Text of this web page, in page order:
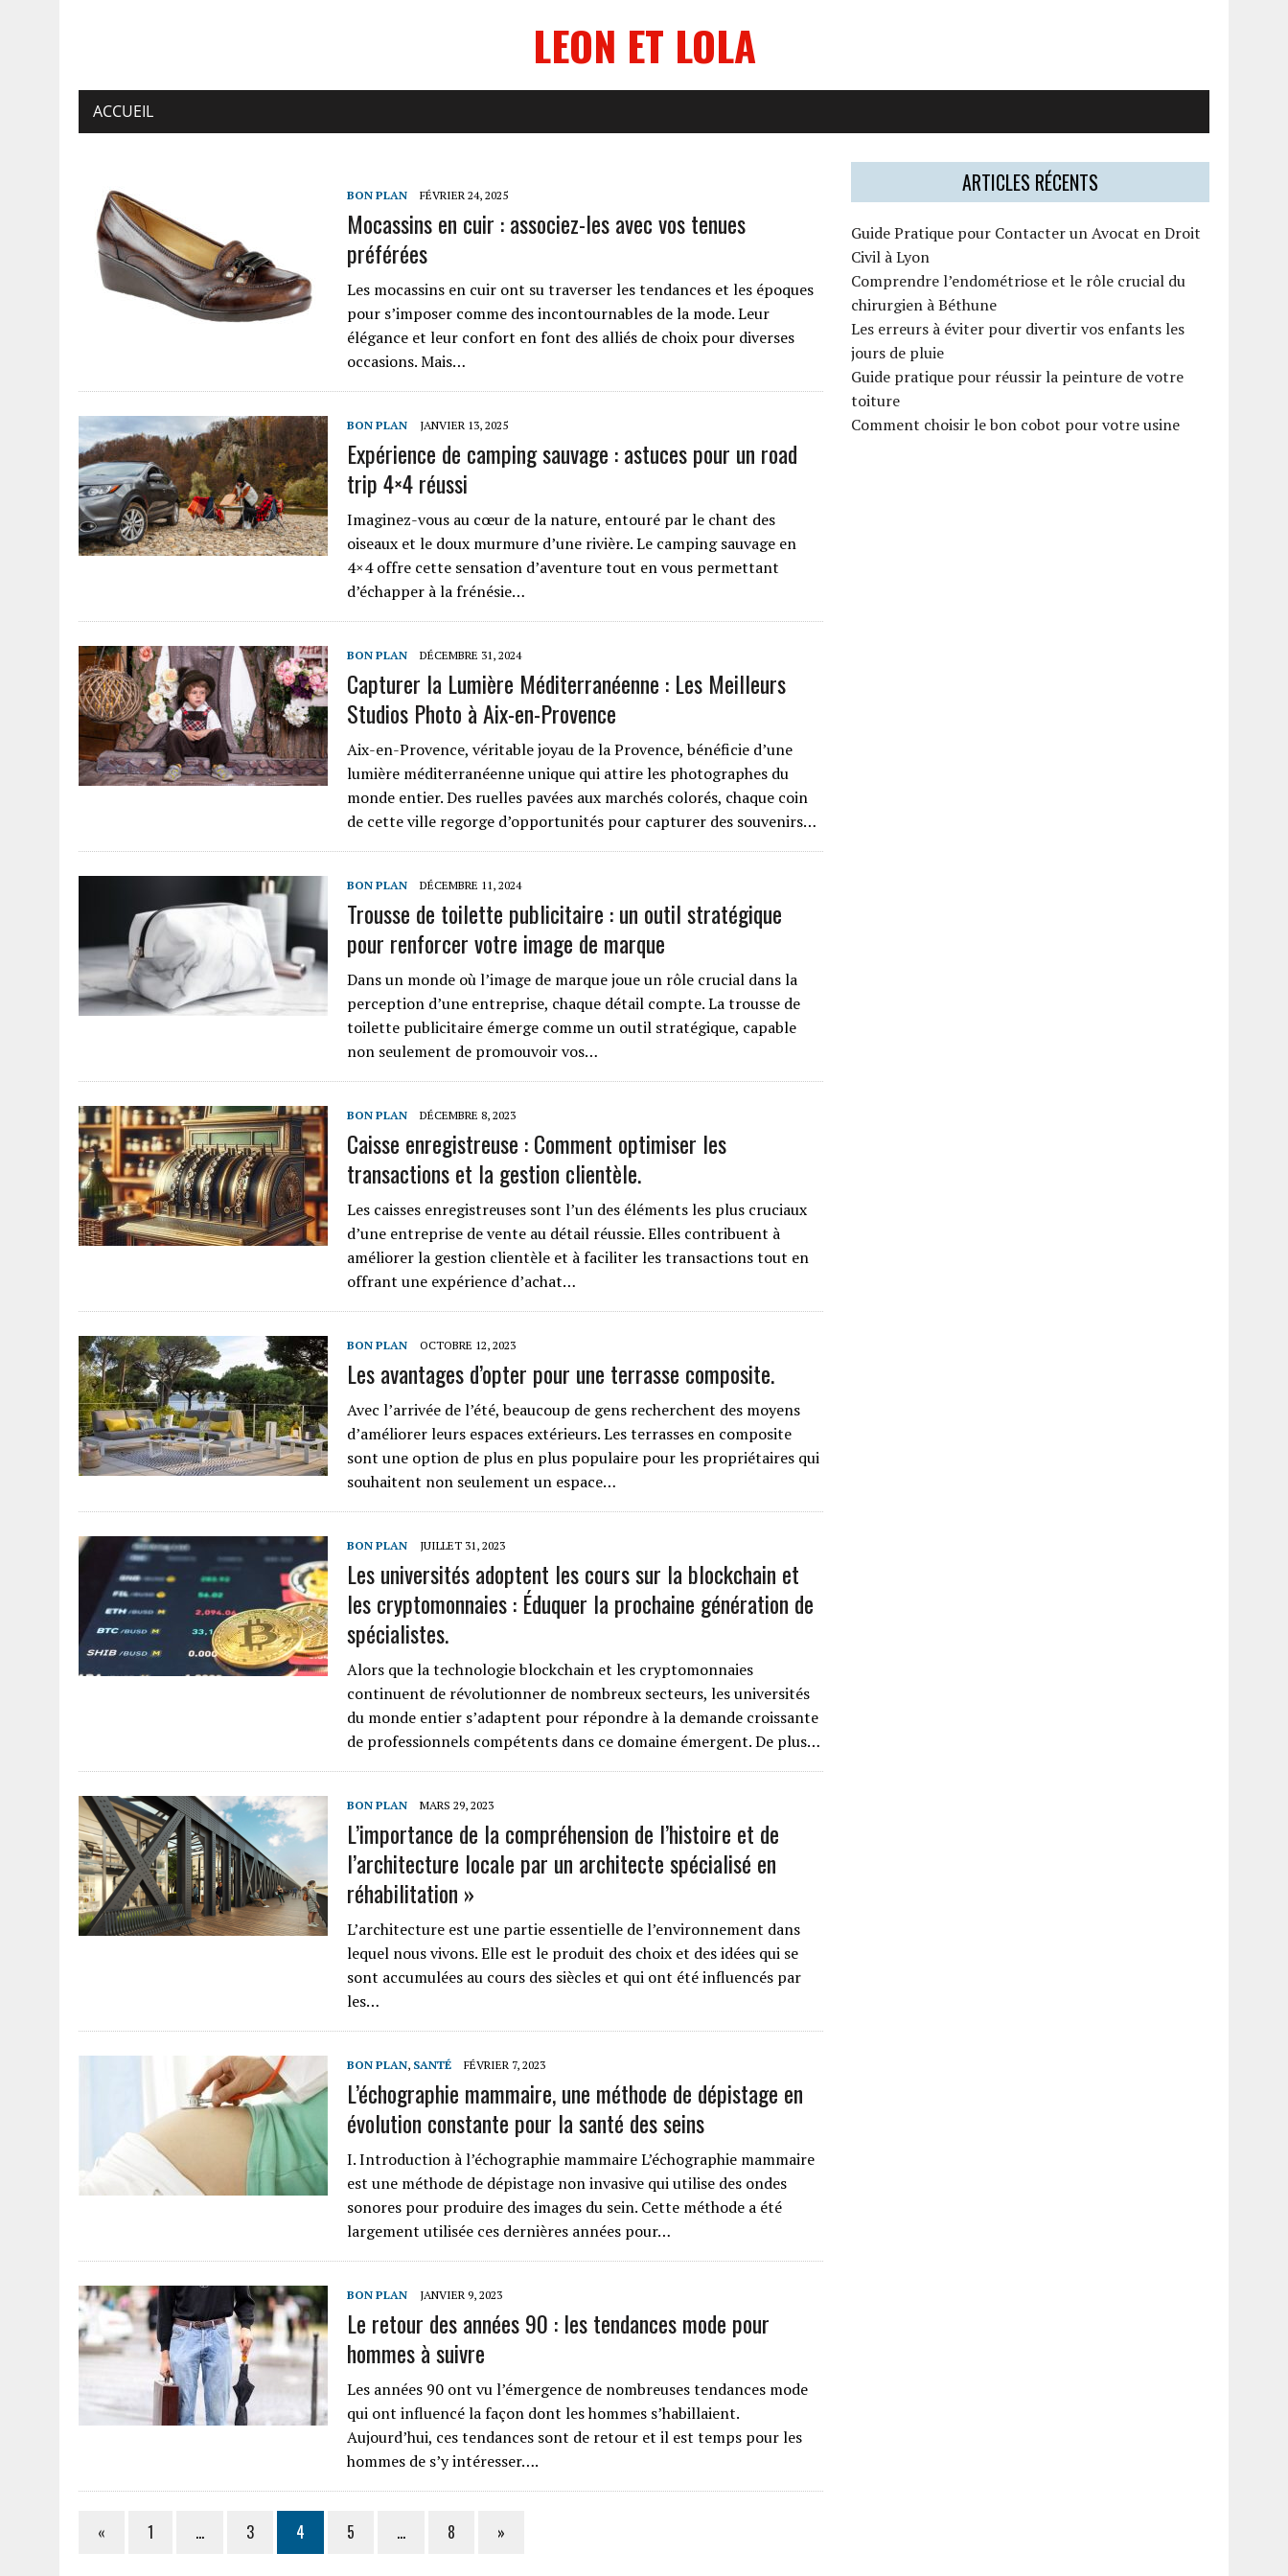
LEON ET LOLA
ACCUEIL
BON PLAN FÉVRIER 24, 2025
Mocassins en cuir : associez-les avec vos tenues
préférées
Les mocassins en cuir ont su traverser les tendances et les époques
pour s’imposer comme des incontournables de la mode. Leur
élégance et leur confort en font des alliés de choix pour diverses
occasions. Mais…
BON PLAN JANVIER 13, 2025
Expérience de camping sauvage : astuces pour un road
trip 4×4 réussi
Imaginez-vous au cœur de la nature, entouré par le chant des
oiseaux et le doux murmure d’une rivière. Le camping sauvage en
4×4 offre cette sensation d’aventure tout en vous permettant
d’échapper à la frénésie…
BON PLAN DÉCEMBRE 31, 2024
Capturer la Lumière Méditerranéenne : Les Meilleurs
Studios Photo à Aix-en-Provence
Aix-en-Provence, véritable joyau de la Provence, bénéficie d’une
lumière méditerranéenne unique qui attire les photographes du
monde entier. Des ruelles pavées aux marchés colorés, chaque coin
de cette ville regorge d’opportunités pour capturer des souvenirs…
BON PLAN DÉCEMBRE 11, 2024
Trousse de toilette publicitaire : un outil stratégique
pour renforcer votre image de marque
Dans un monde où l’image de marque joue un rôle crucial dans la
perception d’une entreprise, chaque détail compte. La trousse de
toilette publicitaire émerge comme un outil stratégique, capable
non seulement de promouvoir vos…
BON PLAN DÉCEMBRE 8, 2023
Caisse enregistreuse : Comment optimiser les
transactions et la gestion clientèle.
Les caisses enregistreuses sont l’un des éléments les plus cruciaux
d’une entreprise de vente au détail réussie. Elles contribuent à
améliorer la gestion clientèle et à faciliter les transactions tout en
offrant une expérience d’achat…
BON PLAN OCTOBRE 12, 2023
Les avantages d’opter pour une terrasse composite.
Avec l’arrivée de l’été, beaucoup de gens recherchent des moyens
d’améliorer leurs espaces extérieurs. Les terrasses en composite
sont une option de plus en plus populaire pour les propriétaires qui
souhaitent non seulement un espace…
BON PLAN JUILLET 31, 2023
Les universités adoptent les cours sur la blockchain et
les cryptomonnaies : Éduquer la prochaine génération de
spécialistes.
Alors que la technologie blockchain et les cryptomonnaies
continuent de révolutionner de nombreux secteurs, les universités
du monde entier s’adaptent pour répondre à la demande croissante
de professionnels compétents dans ce domaine émergent. De plus…
BON PLAN MARS 29, 2023
L’importance de la compréhension de l’histoire et de
l’architecture locale par un architecte spécialisé en
réhabilitation »
L’architecture est une partie essentielle de l’environnement dans
lequel nous vivons. Elle est le produit des choix et des idées qui se
sont accumulées au cours des siècles et qui ont été influencés par
les…
BON PLAN, SANTÉ FÉVRIER 7, 2023
L’échographie mammaire, une méthode de dépistage en
évolution constante pour la santé des seins
I. Introduction à l’échographie mammaire L’échographie mammaire
est une méthode de dépistage non invasive qui utilise des ondes
sonores pour produire des images du sein. Cette méthode a été
largement utilisée ces dernières années pour…
BON PLAN JANVIER 9, 2023
Le retour des années 90 : les tendances mode pour
hommes à suivre
Les années 90 ont vu l’émergence de nombreuses tendances mode
qui ont influencé la façon dont les hommes s’habillaient.
Aujourd’hui, ces tendances sont de retour et il est temps pour les
hommes de s’y intéresser….
« 1 … 3 4 5 … 8 »
ARTICLES RÉCENTS
Guide Pratique pour Contacter un Avocat en Droit
Civil à Lyon
Comprendre l’endométriose et le rôle crucial du
chirurgien à Béthune
Les erreurs à éviter pour divertir vos enfants les
jours de pluie
Guide pratique pour réussir la peinture de votre
toiture
Comment choisir le bon cobot pour votre usine